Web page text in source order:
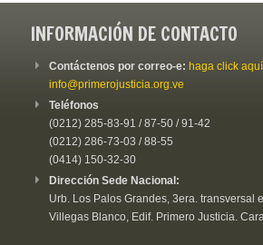
INFORMACIÓN DE CONTACTO
Contáctenos por correo-e: haga click aquí
info@primerojusticia.org.ve
Teléfonos
(0212) 285-83-91 / 87-50 / 91-42
(0212) 286-73-03 / 88-55
(0414) 150-32-30
Dirección Sede Nacional:
Urb. Los Palos Grandes, 3era. transversal
Villegas Blanco, Edif. Primero Justicia.